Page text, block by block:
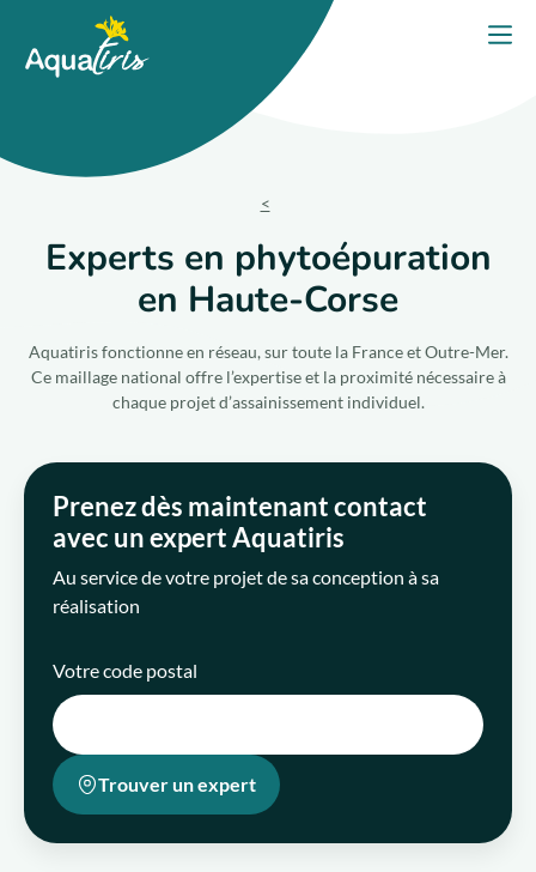
Qui sommes-nous ?
Nous rejoindre
FR
Nos solutions
Nos engagements
Trouver un expert
Experts en phytoépuration
en Haute-Corse
Aquatiris fonctionne en réseau, sur toute la France et Outre-Mer.
Ce maillage national offre l’expertise et la proximité nécessaire à
chaque projet d’assainissement individuel.
Prenez dès maintenant contact
avec un expert Aquatiris
Au service de votre projet de sa conception à sa
réalisation
Votre code postal
Trouver un expert